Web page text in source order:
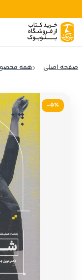
ادبیات
تاریخ و سیاست
کودک و نوجوان
علوم اجتماعی
صفحه اصلی همه
5٪-